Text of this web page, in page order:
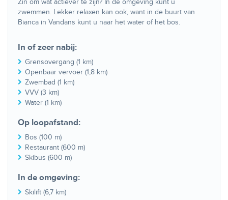
zwemmen. Lekker relaxen kan ook, want in de buurt van
Bianca in Vandans kunt u naar het water of het bos.
In of zeer nabij:
Grensovergang (1 km)
Openbaar vervoer (1,8 km)
Zwembad (1 km)
VVV (3 km)
Water (1 km)
Op loopafstand:
Bos (100 m)
Restaurant (600 m)
Skibus (600 m)
In de omgeving:
Skilift (6,7 km)